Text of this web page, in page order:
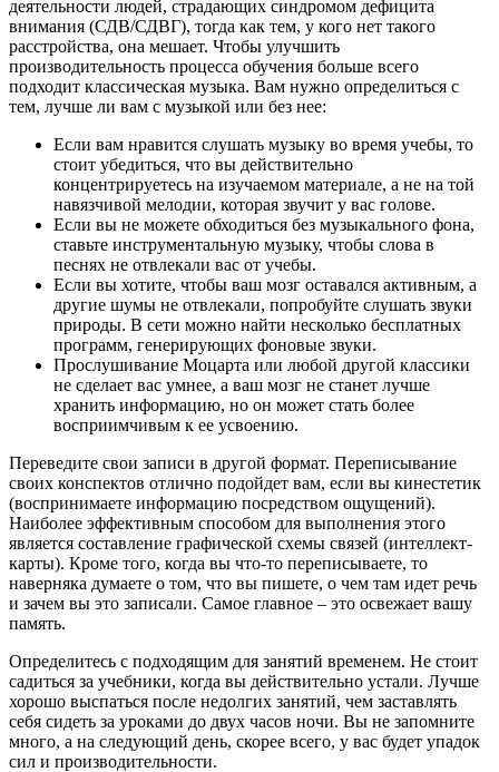
деятельности людей, страдающих синдромом дефицита
внимания (СДВ/СДВГ), тогда как тем, у кого нет такого
расстройства, она мешает. Чтобы улучшить
производительность процесса обучения больше всего
подходит классическая музыка. Вам нужно определиться с
тем, лучше ли вам с музыкой или без нее:
Если вам нравится слушать музыку во время учебы, то
стоит убедиться, что вы действительно
концентрируетесь на изучаемом материале, а не на той
навязчивой мелодии, которая звучит у вас голове.
Если вы не можете обходиться без музыкального фона,
ставьте инструментальную музыку, чтобы слова в
песнях не отвлекали вас от учебы.
Если вы хотите, чтобы ваш мозг оставался активным, а
другие шумы не отвлекали, попробуйте слушать звуки
природы. В сети можно найти несколько бесплатных
программ, генерирующих фоновые звуки.
Прослушивание Моцарта или любой другой классики
не сделает вас умнее, а ваш мозг не станет лучше
хранить информацию, но он может стать более
восприимчивым к ее усвоению.
Переведите свои записи в другой формат. Переписывание
своих конспектов отлично подойдет вам, если вы кинестетик
(воспринимаете информацию посредством ощущений).
Наиболее эффективным способом для выполнения этого
является составление графической схемы связей (интеллект-
карты). Кроме того, когда вы что-то переписываете, то
наверняка думаете о том, что вы пишете, о чем там идет речь
и зачем вы это записали. Самое главное – это освежает вашу
память.
Определитесь с подходящим для занятий временем. Не стоит
садиться за учебники, когда вы действительно устали. Лучше
хорошо выспаться после недолгих занятий, чем заставлять
себя сидеть за уроками до двух часов ночи. Вы не запомните
много, а на следующий день, скорее всего, у вас будет упадок
сил и производительности.